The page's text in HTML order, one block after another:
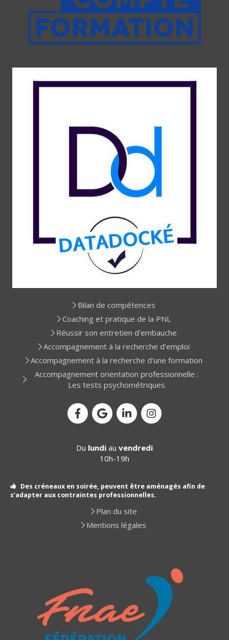
Bilan de compétences
Coaching et pratique de la PNL
Réussir son entretien d'embauche
Accompagnement à la recherche d'emploi
Accompagnement à la recherche d'une formation
Accompagnement orientation professionnelle :
Les tests psychométriques
Du lundi au vendredi
10h-19h
Des créneaux en soirée, peuvent être aménagés afin de
s’adapter aux contraintes professionnelles.
Plan du site
Mentions légales